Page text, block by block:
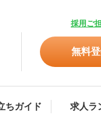
採用ご
無料
ちガイド 求人ラ